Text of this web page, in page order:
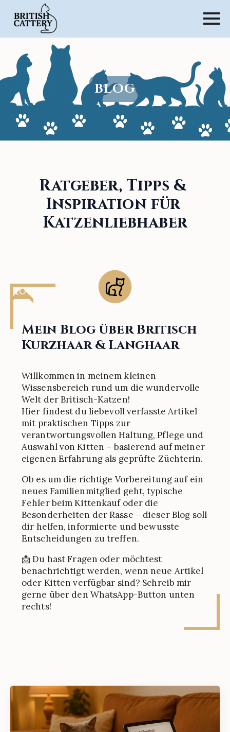
BLOG
Ratgeber, Tipps &
Inspiration für
Katzenliebhaber
Mein Blog über Britisch
Kurzhaar & Langhaar
Willkommen in meinem kleinen
Wissensbereich rund um die wundervolle
Welt der Britisch-Katzen!
Hier findest du liebevoll verfasste Artikel
mit praktischen Tipps zur
verantwortungsvollen Haltung, Pflege und
Auswahl von Kitten – basierend auf meiner
eigenen Erfahrung als geprüfte Züchterin.
Ob es um die richtige Vorbereitung auf ein
neues Familienmitglied geht, typische
Fehler beim Kittenkauf oder die
Besonderheiten der Rasse – dieser Blog soll
dir helfen, informierte und bewusste
Entscheidungen zu treffen.
📩 Du hast Fragen oder möchtest
benachrichtigt werden, wenn neue Artikel
oder Kitten verfügbar sind? Schreib mir
gerne über den WhatsApp-Button unten
rechts!
BLOG